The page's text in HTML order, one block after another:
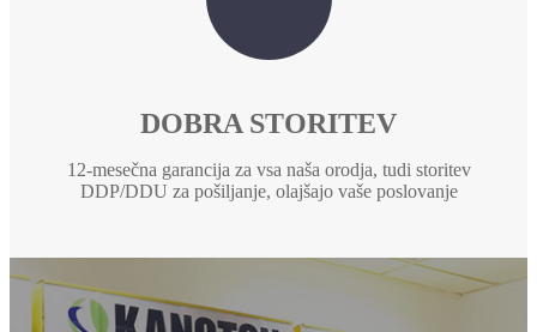
DOBRA STORITEV
12-mesečna garancija za vsa naša orodja, tudi storitev
DDP/DDU za pošiljanje, olajšajo vaše poslovanje